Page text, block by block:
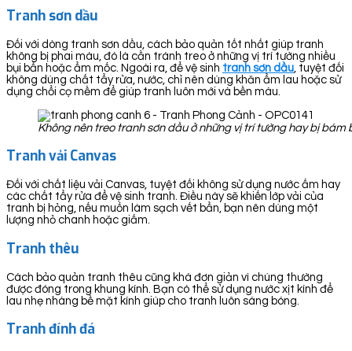
Tranh sơn dầu
Đối với dòng tranh sơn dầu, cách bảo quản tốt nhất giúp tranh
không bị phai màu, đó là cần tránh treo ở những vị trí tường nhiều
bụi bẩn hoặc ẩm mốc. Ngoài ra, để vệ sinh tranh sơn dầu, tuyệt đối
không dùng chất tẩy rửa, nước, chỉ nên dùng khăn ẩm lau hoặc sử
dụng chổi cọ mềm để giúp tranh luôn mới và bền màu.
Không nên treo tranh sơn dầu ở những vị trí tường hay bị bám
Tranh vải Canvas
Đối với chất liệu vải Canvas, tuyệt đối không sử dụng nước ấm hay
các chất tẩy rửa để vệ sinh tranh. Điều này sẽ khiến lớp vải của
tranh bị hỏng, nếu muốn làm sạch vết bẩn, bạn nên dùng một
lượng nhỏ chanh hoặc giấm.
Tranh thêu
Cách bảo quản tranh thêu cũng khá đơn giản vì chúng thường
được đóng trong khung kính. Bạn có thể sử dụng nước xịt kính để
lau nhẹ nhàng bề mặt kính giúp cho tranh luôn sáng bóng.
Tranh đính đá